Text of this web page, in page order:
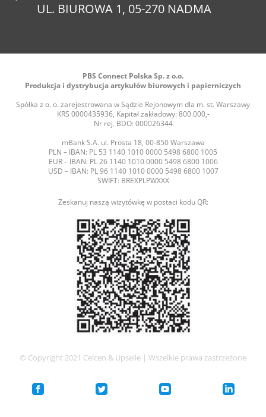
UL. BIUROWA 1, 05-270 NADMA
PBS Connect Polska Sp. z o.o.
Produkcja i dystrybucja artykułów biurowych i papierniczych
Spółka z o. o. zarejestrowana w Sądzie Rejonowym dla m. st. Warszawy
KRS 0000435936, Kapitał zakładowy: 800.000,-
Nr rej. BDO: 000026344
mBank S.A. ul. Prosta 18, 00-850 Warszawa
PLN – IBAN: PL 53 1140 1010 0000 5498 6800 1005
EUR – IBAN: PL 26 1140 1010 0000 5498 6800 1006
USD – IBAN: PL 96 1140 1010 0000 5498 6800 1007
SWIFT: BREXPLPWXXX
Zeskanuj naszą wizytówkę w postaci kodu QR:
© Copyright 2021 Celcen & Upselle | Wszelkie prawa zastrzeżone